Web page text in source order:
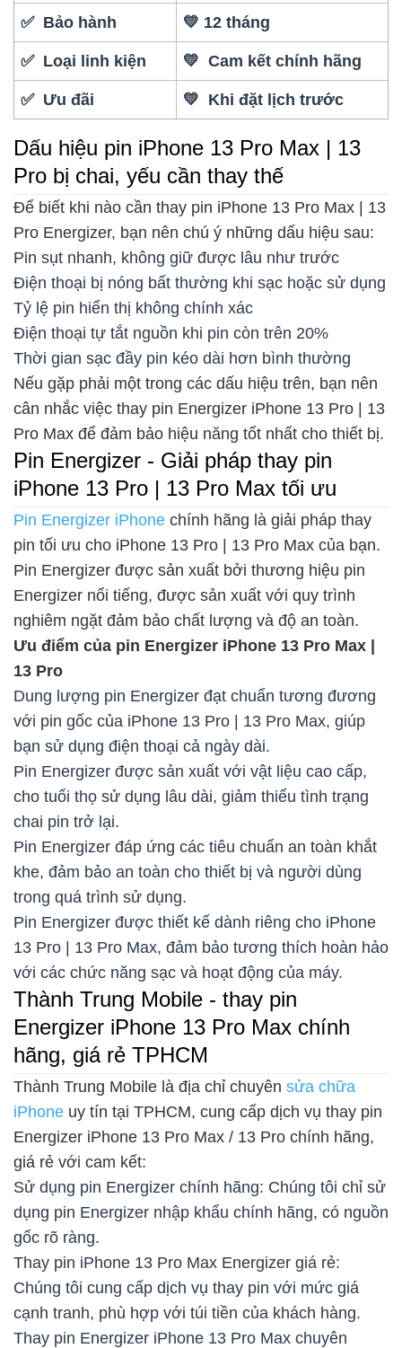
✅ Bảo hành 💛 12 tháng
✅ Loại linh kiện 💛 Cam kết chính hãng
✅ Ưu đãi 💛 Khi đặt lịch trước
Dấu hiệu pin iPhone 13 Pro Max | 13
Pro bị chai, yếu cần thay thế
Để biết khi nào cần thay pin iPhone 13 Pro Max | 13
Pro Energizer, bạn nên chú ý những dấu hiệu sau:
Pin sụt nhanh, không giữ được lâu như trước
Điện thoại bị nóng bất thường khi sạc hoặc sử dụng
Tỷ lệ pin hiển thị không chính xác
Điện thoại tự tắt nguồn khi pin còn trên 20%
Thời gian sạc đầy pin kéo dài hơn bình thường
Nếu gặp phải một trong các dấu hiệu trên, bạn nên
cân nhắc việc thay pin Energizer iPhone 13 Pro | 13
Pro Max để đảm bảo hiệu năng tốt nhất cho thiết bị.
Pin Energizer - Giải pháp thay pin
iPhone 13 Pro | 13 Pro Max tối ưu
Pin Energizer iPhone chính hãng là giải pháp thay
pin tối ưu cho iPhone 13 Pro | 13 Pro Max của bạn.
Pin Energizer được sản xuất bởi thương hiệu pin
Energizer nổi tiếng, được sản xuất với quy trình
nghiêm ngặt đảm bảo chất lượng và độ an toàn.
Ưu điểm của pin Energizer iPhone 13 Pro Max |
13 Pro
Dung lượng pin Energizer đạt chuẩn tương đương
với pin gốc của iPhone 13 Pro | 13 Pro Max, giúp
bạn sử dụng điện thoại cả ngày dài.
Pin Energizer được sản xuất với vật liệu cao cấp,
cho tuổi thọ sử dụng lâu dài, giảm thiểu tình trạng
chai pin trở lại.
Pin Energizer đáp ứng các tiêu chuẩn an toàn khắt
khe, đảm bảo an toàn cho thiết bị và người dùng
trong quá trình sử dụng.
Pin Energizer được thiết kế dành riêng cho iPhone
13 Pro | 13 Pro Max, đảm bảo tương thích hoàn hảo
với các chức năng sạc và hoạt động của máy.
Thành Trung Mobile - thay pin
Energizer iPhone 13 Pro Max chính
hãng, giá rẻ TPHCM
Thành Trung Mobile là địa chỉ chuyên sửa chữa
iPhone uy tín tại TPHCM, cung cấp dịch vụ thay pin
Energizer iPhone 13 Pro Max / 13 Pro chính hãng,
giá rẻ với cam kết:
Sử dụng pin Energizer chính hãng: Chúng tôi chỉ sử
dụng pin Energizer nhập khẩu chính hãng, có nguồn
gốc rõ ràng.
Thay pin iPhone 13 Pro Max Energizer giá rẻ:
Chúng tôi cung cấp dịch vụ thay pin với mức giá
cạnh tranh, phù hợp với túi tiền của khách hàng.
Thay pin Energizer iPhone 13 Pro Max chuyên